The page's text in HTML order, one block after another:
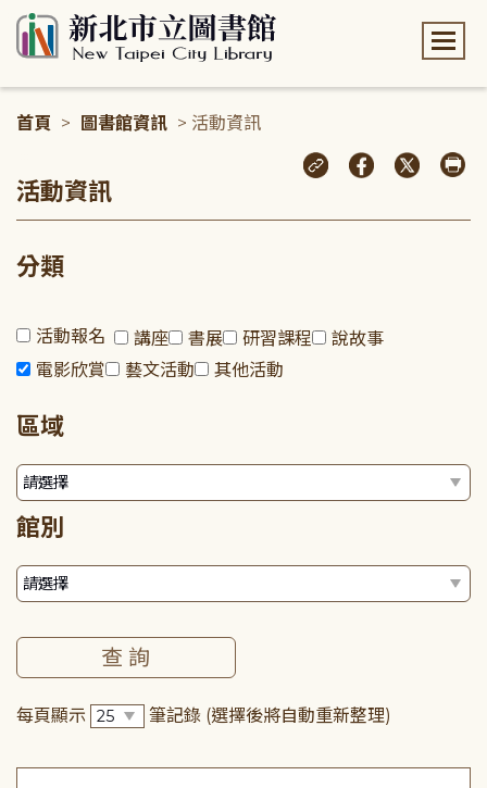
首頁 > 圖書館資訊 > 活動資訊
活動資訊
分類
活動報名 講座 書展 研習課程
說故事
電影欣賞
藝文活動 其他活動
區域
館別
每頁顯示 筆記錄 (選擇後將自動重新整理)